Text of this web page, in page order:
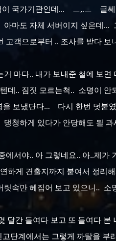
국가기관인데... ㅡ,.ㅡ 글쎄
마도 자체 서버이지 싶은데...
고객으로부터 .. 조사를 받다
마다.. 내가 보내준 철에 보
데.. 짐짓 모르는척.. 소명이
보냈단다... 다시 한번 덧붙
청하게 있다가 안당해도 될
에서야.. 아 그렇네요.. 아..제
하게 견출지까지 붙여서 정리
속만 헤집어 보고 있으니.. 소
달간 들여다 보고 또 들여다 본
단계에서는 그렇게 까탈을 부